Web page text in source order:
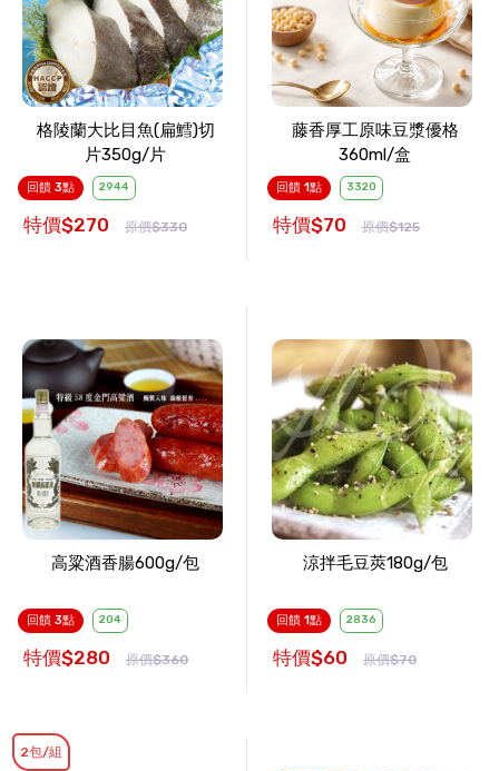
格陵蘭大比目魚(扁鱈)切
片350g/片
回饋 3點 2944
特價$270 原價$330
藤香厚工原味豆漿優格
360ml/盒
回饋 1點 3320
特價$70 原價$125
高粱酒香腸600g/包
回饋 3點 204
特價$280 原價$360
涼拌毛豆莢180g/包
回饋 1點 2836
特價$60 原價$70
2包/組